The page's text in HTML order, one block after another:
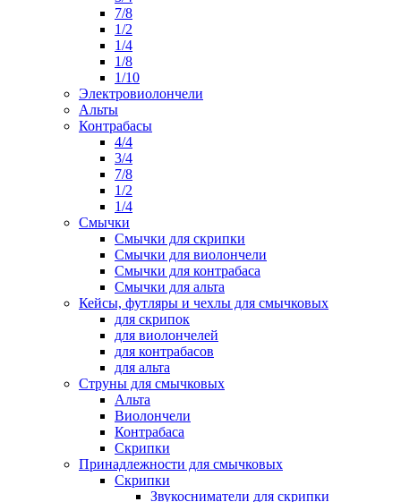
7/8
1/2
1/4
1/8
1/10
Электровиолончели
Альты
Контрабасы
4/4
3/4
7/8
1/2
1/4
Смычки
Смычки для скрипки
Смычки для виолончели
Смычки для контрабаса
Смычки для альта
Кейсы, футляры и чехлы для смычковых
для скрипок
для виолончелей
для контрабасов
для альта
Струны для смычковых
Альта
Виолончели
Контрабаса
Скрипки
Принадлежности для смычковых
Скрипки
Звукосниматели для скрипки